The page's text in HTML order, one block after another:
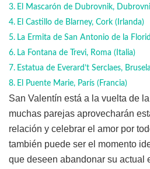
El Mascarón de Dubrovnik,
El Castillo de Blarney, Cork (Irlanda)
La Ermita de San Antonio de la
La Fontana de Trevi, Roma (Italia)
Estatua de Everard’t Serclaes,
El Puente Marie, París (Francia)
San Valentín está a la vuelta de
muchas parejas aprovecharán
relación y celebrar el amor por
también puede ser el momento
que deseen abandonar su actual